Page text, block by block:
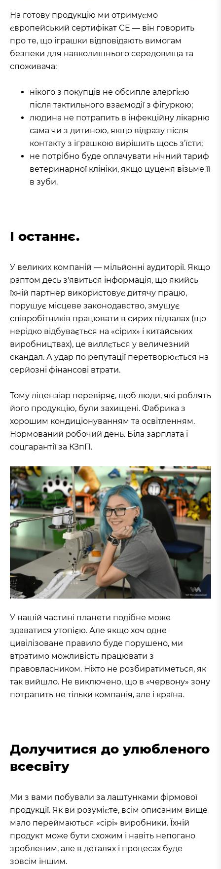
На готову продукцію ми отримуємо
європейський сертифікат CE — він говорить
про те, що іграшки відповідають вимогам
безпеки для навколишнього середовища та
споживача:
нікого з покупців не обсипле алергією
після тактильного взаємодії з фігуркою;
людина не потрапить в інфекційну лікарню
сама чи з дитиною, якщо відразу після
контакту з іграшкою вирішить щось з’їсти;
не потрібно буде оплачувати нічний тариф
ветеринарної клініки, якщо цуценя візьме її
в зуби.
І останнє.
У великих компаній — мільйонні аудиторії. Якщо
раптом десь з'явиться інформація, що якийсь
їхній партнер використовує дитячу працю,
порушує місцеве законодавство, змушує
співробітників працювати в сирих підвалах (що
нерідко відбувається на «сірих» і китайських
виробництвах), це виллється у величезний
скандал. А удар по репутації перетворюється на
серйозні фінансові втрати.
Тому ліцензіар перевіряє, щоб люди, які роблять
його продукцію, були захищені. Фабрика з
хорошим кондиціонуванням та освітленням.
Нормований робочий день. Біла зарплата і
соцгарантії за КЗпП.
У нашій частині планети подібне може
здаватися утопією. Але якщо хоч одне
цивілізоване правило буде порушено, ми
втратимо можливість працювати з
правовласником. Ніхто не розбиратиметься, як
так вийшло. Не виключено, що в «червону» зону
потрапить не тільки компанія, але і країна.
Долучитися до улюбленого
всесвіту
Ми з вами побували за лаштунками фірмової
продукції. Як ви розумієте, всім описаним вище
мало переймаються «сірі» виробники. Їхній
продукт може бути схожим і навіть непогано
зробленим, але в деталях і процесах буде
зовсім іншим.